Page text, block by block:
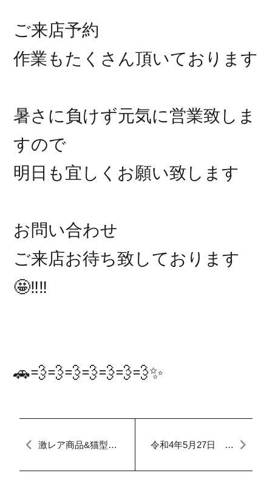
ご来店予約
作業もたくさん頂いております
暑さに負けず元気に営業致しま
すので
明日も宜しくお願い致します
お問い合わせ
ご来店お待ち致しております
🤩‼️‼️
🚗💨💨💨💨💨💨💨✨
激レア商品&猫型ロ
令和4年5月27日 本